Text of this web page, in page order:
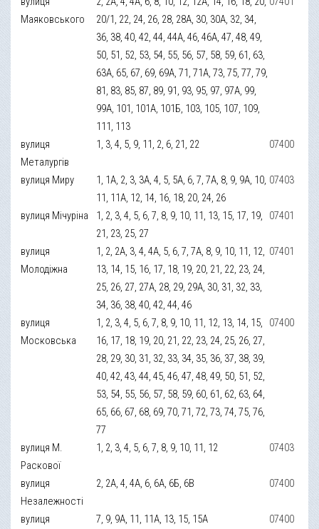
Маяковського
20/1, 22, 24, 26, 28, 28А, 30, 30А, 32, 34,
36, 38, 40, 42, 44, 44А, 46, 46А, 47, 48, 49,
50, 51, 52, 53, 54, 55, 56, 57, 58, 59, 61, 63,
63А, 65, 67, 69, 69А, 71, 71А, 73, 75, 77, 79,
81, 83, 85, 87, 89, 91, 93, 95, 97, 97А, 99,
99А, 101, 101А, 101Б, 103, 105, 107, 109,
111, 113
вулиця
Металургів
1, 3, 4, 5, 9, 11, 2, 6, 21, 22 07400
вулиця Миру
1, 1А, 2, 3, 3А, 4, 5, 5А, 6, 7, 7А, 8, 9, 9А, 10,
11, 11А, 12, 14, 16, 18, 20, 24, 26
07403
вулиця Мічуріна
1, 2, 3, 4, 5, 6, 7, 8, 9, 10, 11, 13, 15, 17, 19,
21, 23, 25, 27
07401
вулиця
Молодіжна
1, 2, 2А, 3, 4, 4А, 5, 6, 7, 7А, 8, 9, 10, 11, 12,
13, 14, 15, 16, 17, 18, 19, 20, 21, 22, 23, 24,
25, 26, 27, 27А, 28, 29, 29А, 30, 31, 32, 33,
34, 36, 38, 40, 42, 44, 46
07401
вулиця
Московська
1, 2, 3, 4, 5, 6, 7, 8, 9, 10, 11, 12, 13, 14, 15,
16, 17, 18, 19, 20, 21, 22, 23, 24, 25, 26, 27,
28, 29, 30, 31, 32, 33, 34, 35, 36, 37, 38, 39,
40, 42, 43, 44, 45, 46, 47, 48, 49, 50, 51, 52,
53, 54, 55, 56, 57, 58, 59, 60, 61, 62, 63, 64,
65, 66, 67, 68, 69, 70, 71, 72, 73, 74, 75, 76,
77
07400
вулиця М.
Раскової
1, 2, 3, 4, 5, 6, 7, 8, 9, 10, 11, 12 07403
вулиця
Незалежності
2, 2А, 4, 4А, 6, 6А, 6Б, 6В 07400
вулиця
7, 9, 9А, 11, 11А, 13, 15, 15А 07400